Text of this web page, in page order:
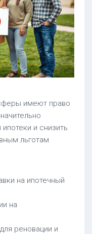
имеют право
и снизить
льготам
на ипотечный
на
реновации и